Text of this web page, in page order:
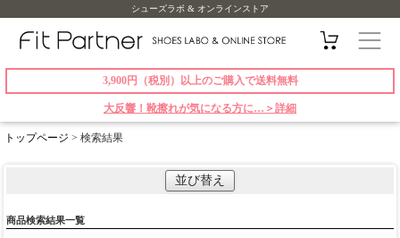
シューズラボ & オンラインストア
3,900円（税別）以上のご購入で送料無料
大反響！靴擦れが気になる方に…＞詳細
トップページ > 検索結果
並び替え
商品検索結果一覧